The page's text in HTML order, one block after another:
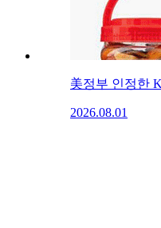
美정부 인정한
2026.08.01